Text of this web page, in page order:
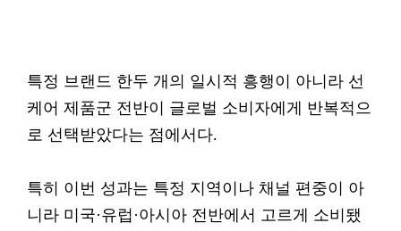
특정 브랜드 한두 개의 일시적 흥행이 아니라 선
케어 제품군 전반이 글로벌 소비자에게 반복적으
로 선택받았다는 점에서다.
특히 이번 성과는 특정 지역이나 채널 편중이 아
니라 미국·유럽·아시아 전반에서 고르게 소비됐